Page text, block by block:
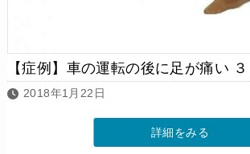
【症例】車の運転の後に足が痛い
2018年1月22日
詳細をみる